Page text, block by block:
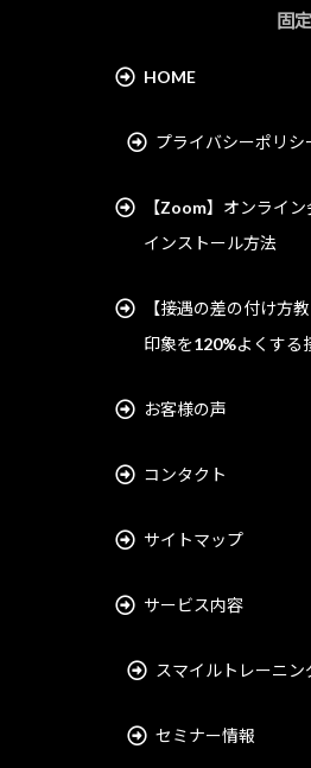
固
HOME
プライバシーポリ
【Zoom】オンライ
インストール方法
【接遇の差の付け方
印象を120%よくする
お客様の声
コンタクト
サイトマップ
サービス内容
スマイルトレーニ
セミナー情報